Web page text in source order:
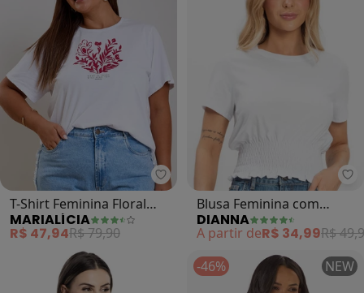
Marialícia - T-Shirt Feminina
T-Shirt Feminina Floral
Regular (Branco)
MARIALÍCIA
R$ 47,94R$ 79,90
Blusa Feminina com
Lastex (Branco)
DIANNA
A partir deR$ 34,99R$
-46% NEW